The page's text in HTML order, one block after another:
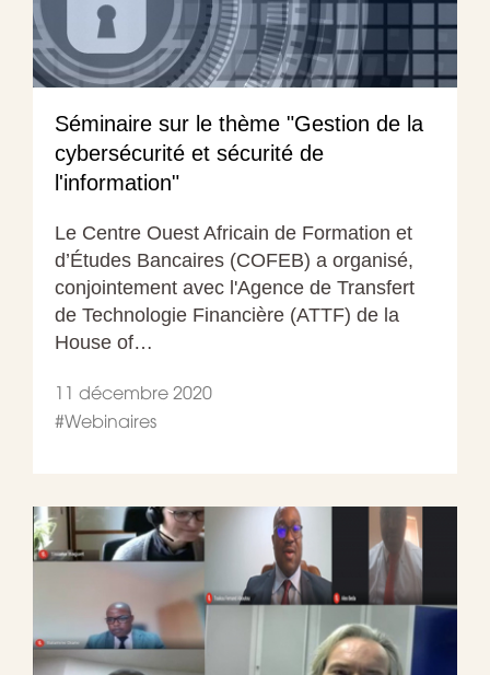
Séminaire sur le thème "Gestion de la
cybersécurité et sécurité de
l'information"
Le Centre Ouest Africain de Formation et
d’Études Bancaires (COFEB) a organisé,
conjointement avec l'Agence de Transfert
de Technologie Financière (ATTF) de la
House of…
11 décembre 2020
#Webinaires